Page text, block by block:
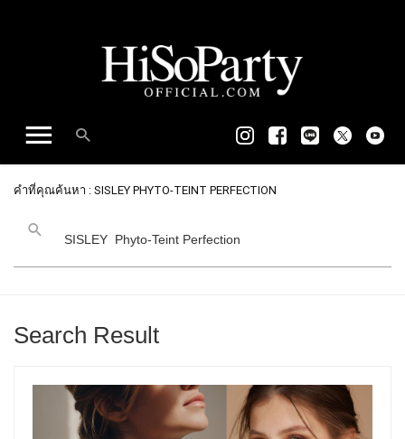
คำที่คุณค้นหา : SISLEY PHYTO-TEINT PERFECTION
Search Result